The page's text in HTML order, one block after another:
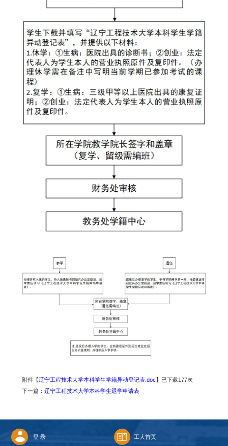
附件【辽宁工程技术大学本科学生学籍异动登记表.doc】已下载177次
下一篇： 辽宁工程技术大学本科学生退学申请表
登 录 工大首页